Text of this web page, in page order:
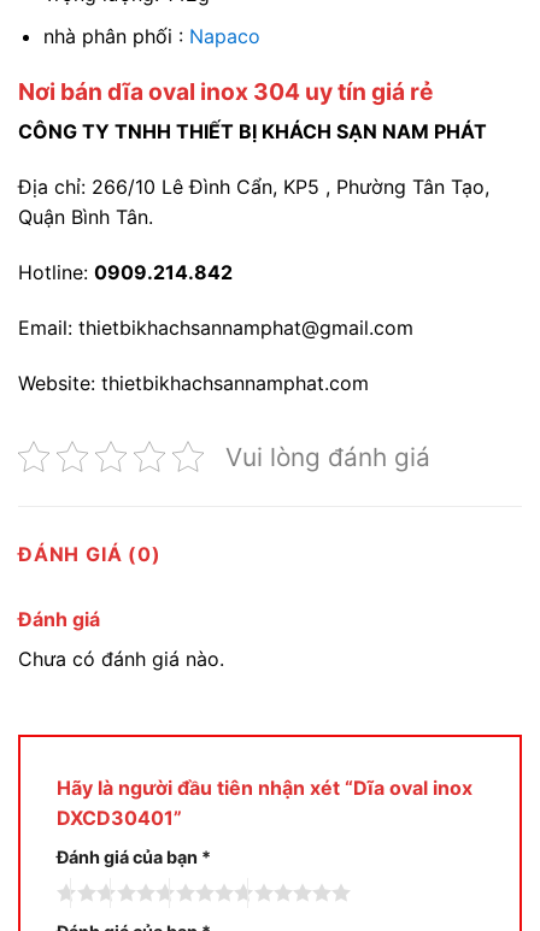
nhà phân phối : Napaco
Nơi bán dĩa oval inox 304 uy tín giá rẻ
CÔNG TY TNHH THIẾT BỊ KHÁCH SẠN NAM PHÁT
Địa chỉ: 266/10 Lê Đình Cẩn, KP5 , Phường Tân Tạo,
Quận Bình Tân.
Hotline: 0909.214.842
Email: thietbikhachsannamphat@gmail.com
Website: thietbikhachsannamphat.com
Vui lòng đánh giá
ĐÁNH GIÁ (0)
Đánh giá
Chưa có đánh giá nào.
Hãy là người đầu tiên nhận xét “Dĩa oval inox
DXCD30401”
Đánh giá của bạn *